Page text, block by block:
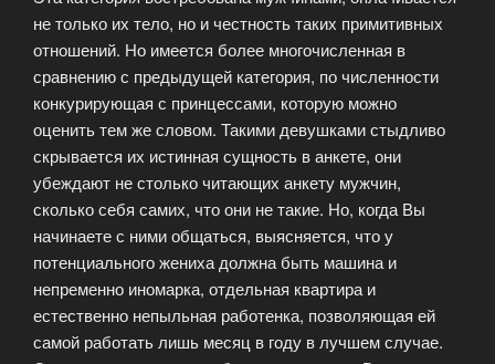
не только их тело, но и честность таких примитивных
отношений. Но имеется более многочисленная в
сравнению с предыдущей категория, по численности
конкурирующая с принцессами, которую можно
оценить тем же словом. Такими девушками стыдливо
скрывается их истинная сущность в анкете, они
убеждают не столько читающих анкету мужчин,
сколько себя самих, что они не такие. Но, когда Вы
начинаете с ними общаться, выясняется, что у
потенциального жениха должна быть машина и
непременно иномарка, отдельная квартира и
естественно непыльная работенка, позволяющая ей
самой работать лишь месяц в году в лучшем случае.